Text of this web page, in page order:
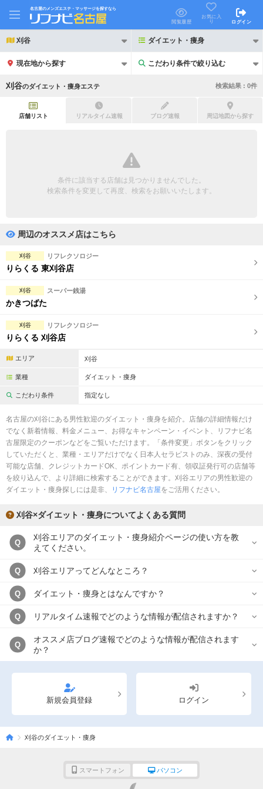
名古屋のメンズエステ・マッサージを探すなら
閲覧履歴
お気に入
り
ログイン
刈谷 ダイエット・痩身
現在地から探す こだわり条件で絞り込む
こだわり条件で絞り込む
完全個室
ペアルームあり
専用駐車場あり
日本人スタッフのみ
スタッフ指名可
こだわり条件を変更
閉じる
刈谷のダイエット・痩身エステ 検索結果 : 0件
店舗リスト リアルタイム速報 ブログ速報 周辺地図から探す
条件に該当する店舗は見つかりませんでした。
検索条件を変更して再度、検索をお願いいたします。
周辺のオススメ店はこちら
刈谷 リフレクソロジー
りらくる 東刈谷店
刈谷 スーパー銭湯
かきつばた
刈谷 リフレクソロジー
りらくる 刈谷店
エリア 刈谷
業種 ダイエット・痩身
こだわり条件 指定なし
名古屋の刈谷にある男性歓迎のダイエット・痩身を紹介。店舗の詳細情報だけ
でなく新着情報、料金メニュー、お得なキャンペーン・イベント、リフナビ名
古屋限定のクーポンなどをご覧いただけます。「条件変更」ボタンをクリック
していただくと、業種・エリアだけでなく日本人セラピストのみ、深夜の受付
可能な店舗、クレジットカードOK、ポイントカード有、領収証発行可の店舗等
を絞り込んで、より詳細に検索することができます。刈谷エリアの男性歓迎の
ダイエット・痩身探しには是非、
リフナビ名古屋をご活用ください。
刈谷×ダイエット・痩身についてよくある質問
Q
刈谷エリアのダイエット・痩身紹介ページの使い方を教
えてください。
Q 刈谷エリアってどんなところ？
Q ダイエット・痩身とはなんですか？
Q リアルタイム速報でどのような情報が配信されますか？
Q
オススメ店ブログ速報でどのような情報が配信されます
か？
新規会員登録 ログイン
刈谷のダイエット・痩身
スマートフォン パソコン